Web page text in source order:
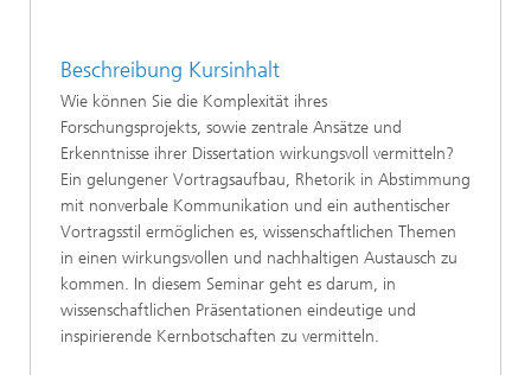
Beschreibung Kursinhalt
Wie können Sie die Komplexität ihres
Forschungsprojekts, sowie zentrale Ansätze und
Erkenntnisse ihrer Dissertation wirkungsvoll vermitteln?
Ein gelungener Vortragsaufbau, Rhetorik in Abstimmung
mit nonverbale Kommunikation und ein authentischer
Vortragsstil ermöglichen es, wissenschaftlichen Themen
in einen wirkungsvollen und nachhaltigen Austausch zu
kommen. In diesem Seminar geht es darum, in
wissenschaftlichen Präsentationen eindeutige und
inspirierende Kernbotschaften zu vermitteln.